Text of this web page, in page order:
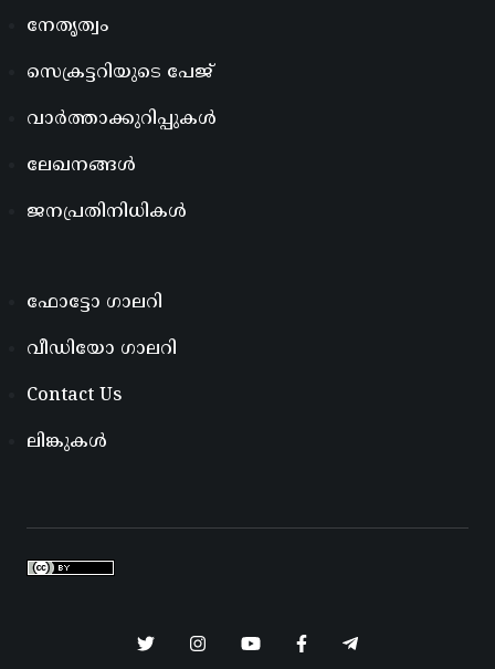
നേതൃത്വം
സെക്രട്ടറിയുടെ പേജ്
വാർത്താക്കുറിപ്പുകൾ
ലേഖനങ്ങൾ
ജനപ്രതിനിധികൾ
ഫോട്ടോ ഗാലറി
വീഡിയോ ഗാലറി
Contact Us
ലിങ്കുകൾ